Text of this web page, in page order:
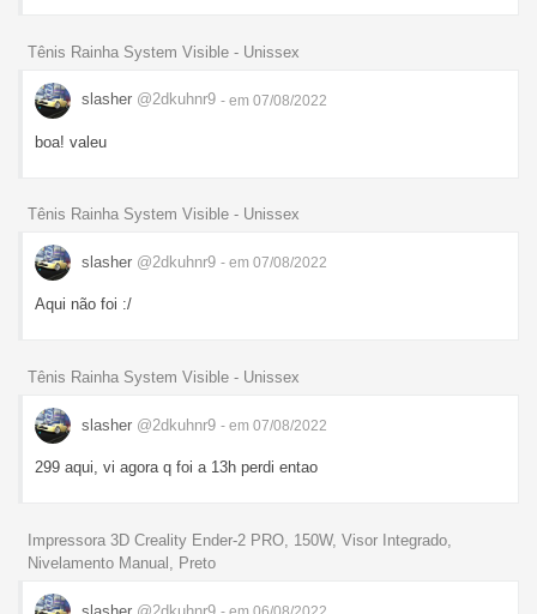
Tênis Rainha System Visible - Unissex
slasher @2dkuhnr9 - em 07/08/2022
boa! valeu
Tênis Rainha System Visible - Unissex
slasher @2dkuhnr9 - em 07/08/2022
Aqui não foi :/
Tênis Rainha System Visible - Unissex
slasher @2dkuhnr9 - em 07/08/2022
299 aqui, vi agora q foi a 13h perdi entao
Impressora 3D Creality Ender-2 PRO, 150W, Visor Integrado,
Nivelamento Manual, Preto